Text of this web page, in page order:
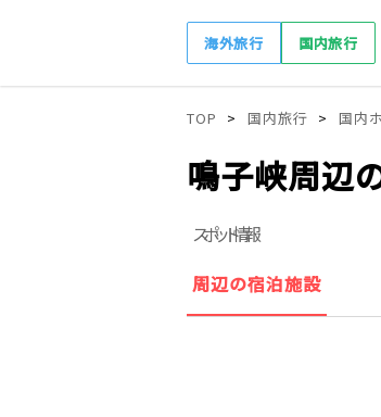
海外旅行 国内旅行
TOP 国内旅行 国内
鳴子峡周辺
スポット情報
周辺の宿泊施設